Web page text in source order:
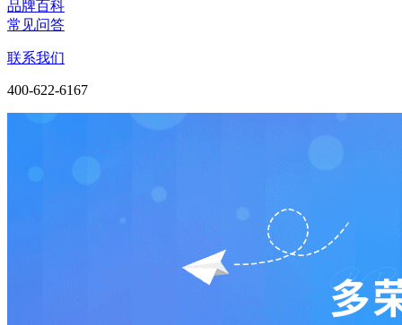
品牌百科
常见问答
联系我们
400-622-6167